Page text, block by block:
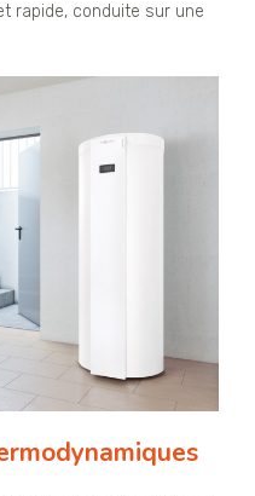
rapide, conduite sur une